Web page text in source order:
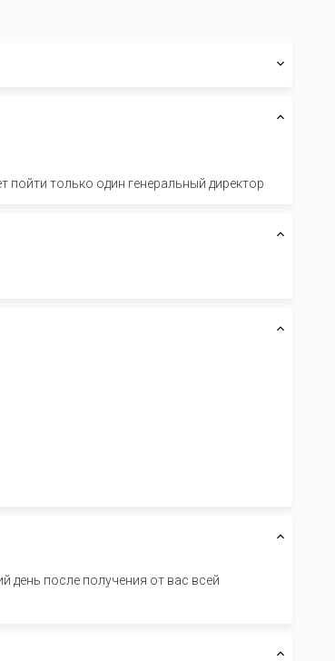
только один генеральный директор
после получения от вас всей